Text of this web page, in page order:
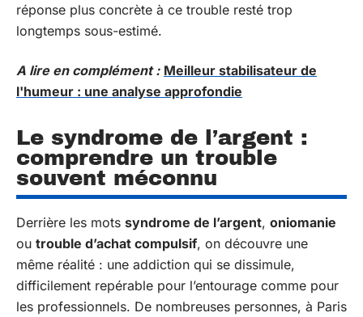
réponse plus concrète à ce trouble resté trop
longtemps sous-estimé.
A lire en complément : Meilleur stabilisateur de
l'humeur : une analyse approfondie
Le syndrome de l’argent :
comprendre un trouble
souvent méconnu
Derrière les mots syndrome de l’argent, oniomanie
ou trouble d’achat compulsif, on découvre une
même réalité : une addiction qui se dissimule,
difficilement repérable pour l’entourage comme pour
les professionnels. De nombreuses personnes, à Paris